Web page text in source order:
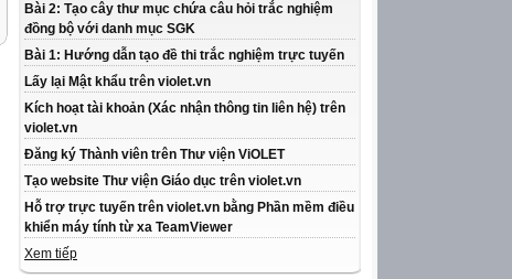
Bài 2: Tạo cây thư mục chứa câu hỏi trắc nghiệm
đồng bộ với danh mục SGK
Bài 1: Hướng dẫn tạo đề thi trắc nghiệm trực tuyến
Lấy lại Mật khẩu trên violet.vn
Kích hoạt tài khoản (Xác nhận thông tin liên hệ) trên
violet.vn
Đăng ký Thành viên trên Thư viện ViOLET
Tạo website Thư viện Giáo dục trên violet.vn
Hỗ trợ trực tuyến trên violet.vn bằng Phần mềm điều
khiển máy tính từ xa TeamViewer
Xem tiếp